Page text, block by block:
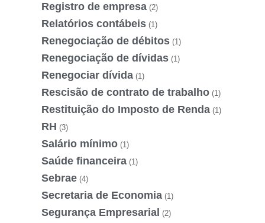
Registro de empresa (2)
Relatórios contábeis (1)
Renegociação de débitos (1)
Renegociação de dívidas (1)
Renegociar dívida (1)
Rescisão de contrato de trabalho (1)
Restituição do Imposto de Renda (1)
RH (3)
Salário mínimo (1)
Saúde financeira (1)
Sebrae (4)
Secretaria de Economia (1)
Segurança Empresarial (2)